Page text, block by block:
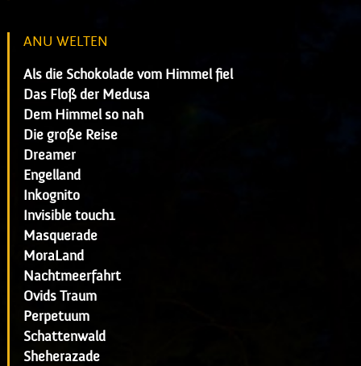
ANU WELTEN
Als die Schokolade vom Himmel fiel
Das Floß der Medusa
Dem Himmel so nah
Die große Reise
Dreamer
Engelland
Inkognito
Invisible touch1
Masquerade
MoraLand
Nachtmeerfahrt
Ovids Traum
Perpetuum
Schattenwald
Sheherazade